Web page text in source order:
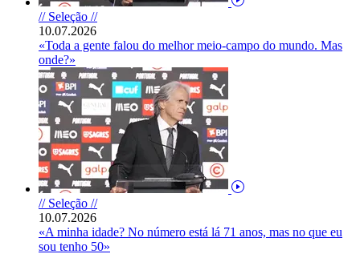
// Seleção //
10.07.2026
«Toda a gente falou do melhor meio-campo do mundo. Mas
onde?»
// Seleção //
10.07.2026
«A minha idade? No número está lá 71 anos, mas no que eu
sou tenho 50»